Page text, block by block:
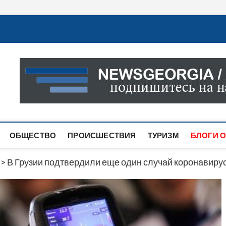
Новости Грузии
САМАЯ АКТУАЛЬНАЯ ИНФОРМАЦИЯ О СОБЫТИЯХ
САЙТЕ ВЫ НАЙДЕТЕ НОВОСТИ ПОЛИТИКИ,
ОБЩЕСТВО ПРОИСШЕСТВИЯ ТУРИЗМ БЛОГИ
> В Грузии подтвердили еще один случай